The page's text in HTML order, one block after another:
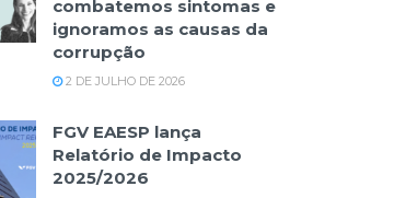
combatemos sintomas e
ignoramos as causas da
corrupção
2 DE JULHO DE 2026
FGV EAESP lança
Relatório de Impacto
2025/2026